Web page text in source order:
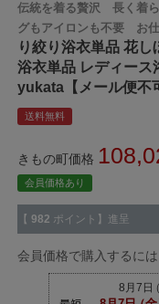
伝統を着る贅沢 長く着
グもアイロンも不要 お
り絞り浴衣単品 花
浴衣単品 レディース
yukata【メール便不
送料無料
きもの町価格
会員価格あり
【 982 ポイント】進呈
会員価格で購入するに